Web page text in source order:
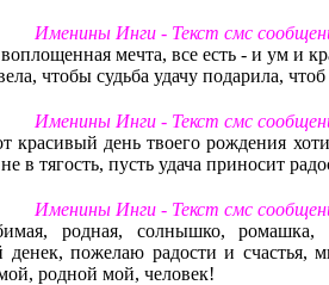
Именины Инги - Текст смс
мечта, все есть - и ум и
чтобы судьба удачу подарила,
Именины Инги - Текст смс
красивый день твоего рождения
в тягость, пусть удача приносит
Именины Инги - Текст смс
родная, солнышко,
денек, пожелаю радости и счастья,
родной мой, человек!